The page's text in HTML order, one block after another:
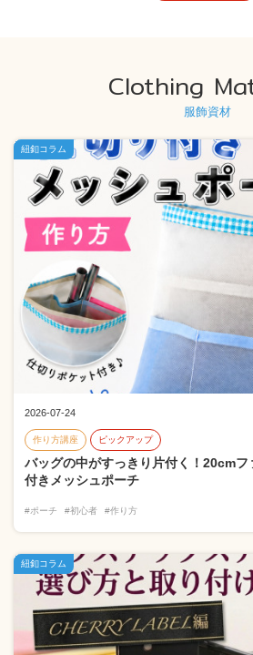
Clothing
服飾資材
2026-07-24
作り方講座 ピックアップ
バッグの中がすっきり片付く！20cmフ
付きメッシュポーチ
#ポーチ #初心者 #作り方
紐釦コラム
紐釦コラム